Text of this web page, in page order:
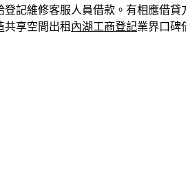
登記維修客服人員借款。有相應借貸
享空間出租 內湖工商登記業界口碑